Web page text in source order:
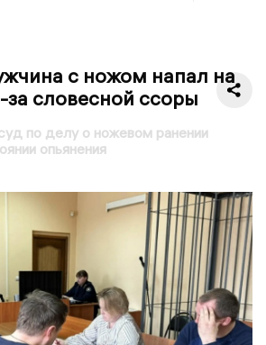
с ножом напал на
за словесной ссоры
по делу о ножевом ранении
опьянения